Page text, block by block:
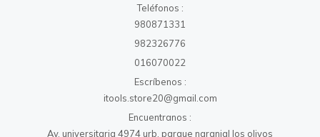
Teléfonos
980871331
982326776
016070022
Escríbenos
itools.store20@gmail.com
Encuentranos
Av. universitaria 4974 urb. parque naranjal los olivos